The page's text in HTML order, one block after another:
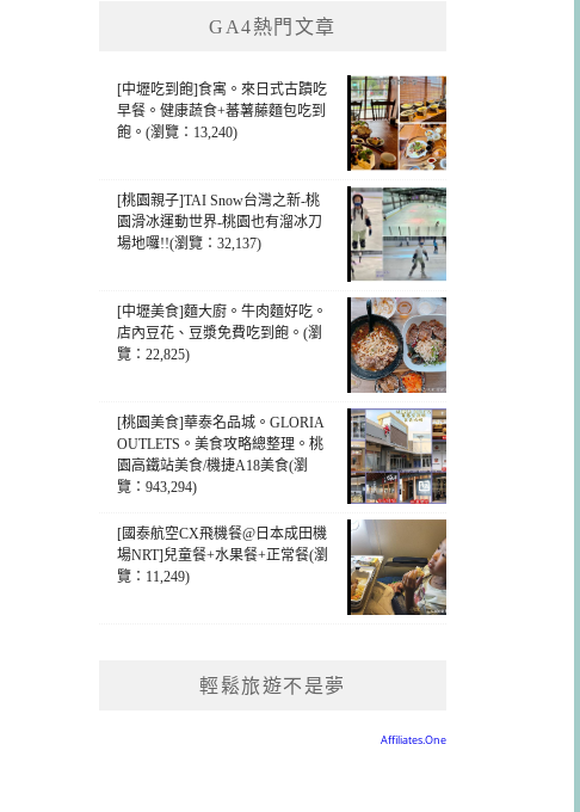
GA4熱門文章
[中壢吃到飽]食寓。來日式古蹟吃
早餐。健康蔬食+蕃薯藤麵包吃到
飽。(瀏覽：13,240)
[桃園親子]TAI Snow台灣之新-桃
園滑冰運動世界-桃園也有溜冰刀
場地囉!!(瀏覽：32,137)
[中壢美食]麵大廚。牛肉麵好吃。
店內豆花、豆漿免費吃到飽。(瀏
覽：22,825)
[桃園美食]華泰名品城。GLORIA
OUTLETS。美食攻略總整理。桃
園高鐵站美食/機捷A18美食(瀏
覽：943,294)
[國泰航空CX飛機餐@日本成田機
場NRT]兒童餐+水果餐+正常餐(瀏
覽：11,249)
輕鬆旅遊不是夢